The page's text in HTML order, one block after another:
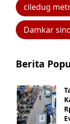
ciledug
Damkar
Berita